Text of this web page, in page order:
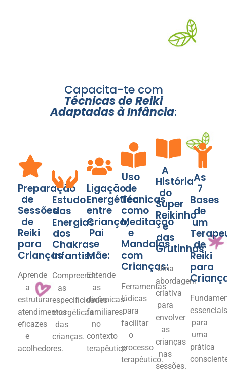
Capacita-te com
Técnicas de Reiki
Adaptadas à Infância:
Preparação
de
Sessões
de
Reiki
para
Crianças
Aprende
a
estruturar
atendimentos
eficazes
e
acolhedores.
Estudo
das
Energias
dos
Chakras
Infantis:
Compreende
as
especificidades
energéticas
das
crianças.
Ligação
Energética
entre
Criança,
Pai
e
Mãe:
Entende
as
dinâmicas
familiares
no
contexto
terapêutico
Uso
de
Técnicas
como
Meditação
e
Mandalas
com
Crianças:
Ferramentas
lúdicas
para
facilitar
o
processo
terapêutico.
A
História
do
Super
Reikinho
e
das
Grutinhas:
Uma
abordagem
criativa
para
envolver
as
crianças
nas
sessões.
As
7
Bases
de
um
de
Reiki
para
essenciais
para
uma
prática